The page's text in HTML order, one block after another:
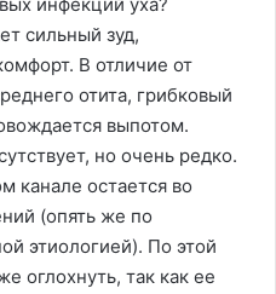
сильный зуд,
В отличие от
отита, грибковый
выпотом.
но очень редко.
канале остается во
(опять же по
этиологией). По этой
оглохнуть, так как ее